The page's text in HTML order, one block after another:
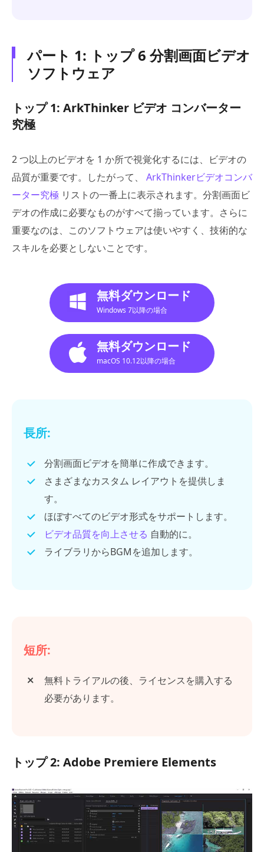
パート 1: トップ 6 分割画面ビデオ
ソフトウェア
トップ 1: ArkThinker ビデオ コンバーター
究極
2 つ以上のビデオを 1 か所で視覚化するには、ビデオの
品質が重要です。したがって、 ArkThinkerビデオコンバ
ーター究極 リストの一番上に表示されます。分割画面ビ
デオの作成に必要なものがすべて揃っています。さらに
重要なのは、このソフトウェアは使いやすく、技術的な
スキルを必要としないことです。
無料ダウンロード
Windows 7以降の場合
無料ダウンロード
macOS 10.12以降の場合
長所:
分割画面ビデオを簡単に作成できます。
さまざまなカスタム レイアウトを提供しま
す。
ほぼすべてのビデオ形式をサポートします。
ビデオ品質を向上させる 自動的に。
ライブラリからBGMを追加します。
短所:
無料トライアルの後、ライセンスを購入する
必要があります。
トップ 2: Adobe Premiere Elements